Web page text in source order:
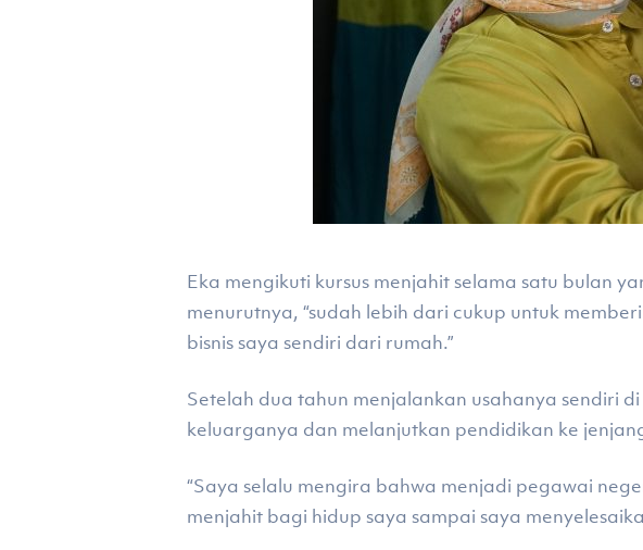
Eka mengikuti kursus menjahit selama satu bulan
menurutnya, “sudah lebih dari cukup untuk
bisnis saya sendiri dari rumah.”
Setelah dua tahun menjalankan usahanya sendiri
keluarganya dan melanjutkan pendidikan ke
“Saya selalu mengira bahwa menjadi pegawai
menjahit bagi hidup saya sampai saya